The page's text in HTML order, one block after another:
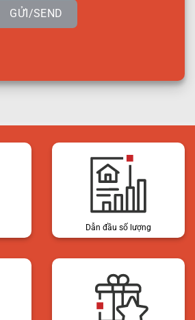
GỬI/SEND
Dẫn đầu số lượng